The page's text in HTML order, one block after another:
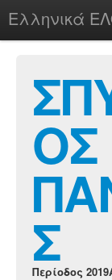
Ελληνικά
chesstu.be @
LoginΟΣ
Σ
Περίοδος